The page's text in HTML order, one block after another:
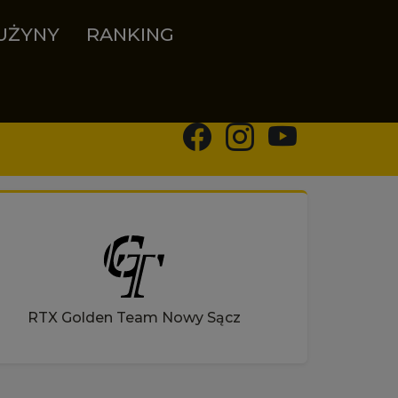
RANKING
RTX Golden Team Nowy Sącz